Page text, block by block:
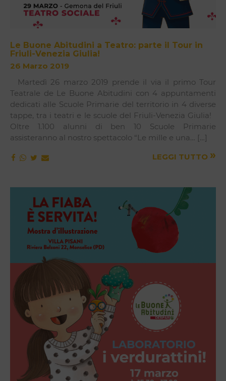
Le Buone Abitudini a Teatro: parte il Tour in
Friuli-Venezia Giulia!
26 Marzo 2019
Martedì 26 marzo 2019 prende il via il primo Tour
Teatrale de Le Buone Abitudini con 4 appuntamenti
dedicati alle Scuole Primarie del territorio in 4 diverse
tappe, tra i teatri e le scuole del Friuli-Venezia Giulia!
Oltre 1.100 alunni di ben 10 Scuole Primarie
assisteranno al nostro spettacolo “Le mille e una… […]
LEGGI TUTTO »